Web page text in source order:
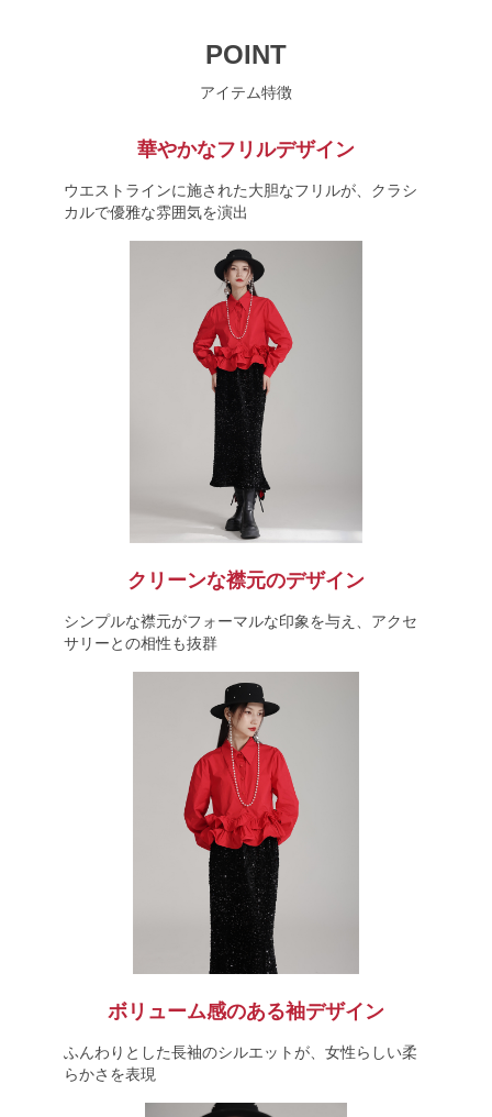
POINT
アイテム特徴
華やかなフリルデザイン
ウエストラインに施された大胆なフリルが、クラシ
カルで優雅な雰囲気を演出
クリーンな襟元のデザイン
シンプルな襟元がフォーマルな印象を与え、アクセ
サリーとの相性も抜群
ボリューム感のある袖デザイン
ふんわりとした長袖のシルエットが、女性らしい柔
らかさを表現